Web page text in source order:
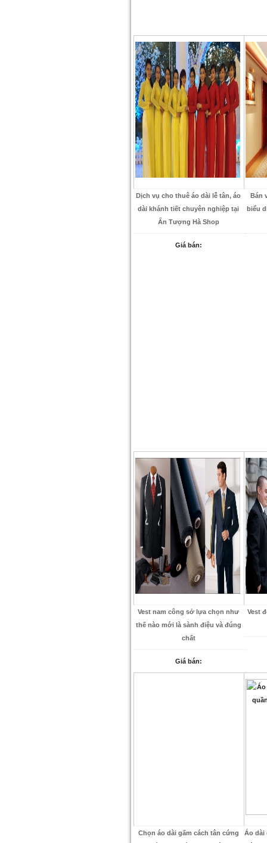
Dịch vụ cho thuê áo dài lễ tân, áo
dài khánh tiết chuyên nghiệp tại
Ấn Tượng Hà Shop
Giá bán:
Bán
biểu
Vest nam công sở lựa chọn như
thế nào mới là sành điệu và đúng
chất
Giá bán:
Vest
Chọn áo dài gấm cách tân cứng
Áo dài